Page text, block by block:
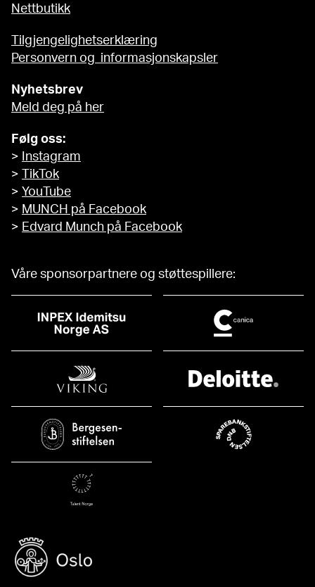
Nettbutikk
Tilgjengelighetserklæring
Personvern og informasjonskapsler
Nyhetsbrev
Meld deg på her
Følg oss:
>
Instagram
>
TikTok
> YouTube
> MUNCH på Facebook
> Edvard Munch på Facebook
Våre sponsorpartnere og støttespillere: